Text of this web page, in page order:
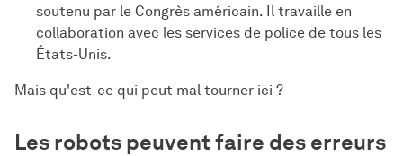
soutenu par le Congrès américain. Il travaille en
collaboration avec les services de police de tous les
États-Unis.
Mais qu'est-ce qui peut mal tourner ici ?
Les robots peuvent faire des erreurs